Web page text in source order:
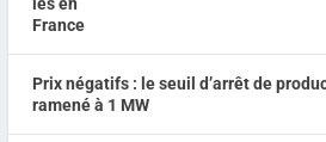
Prix négatifs : le seuil d’arrêt de
ramené à 1 MW